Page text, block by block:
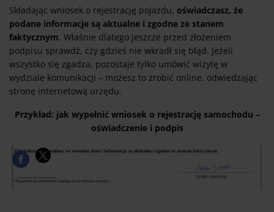
Składając wniosek o rejestrację pojazdu, oświadczasz, że
podane informacje są aktualne i zgodne ze stanem
faktycznym. Właśnie dlatego jeszcze przed złożeniem
podpisu sprawdź, czy gdzieś nie wkradł się błąd. Jeżeli
wszystko się zgadza, pozostaje tylko umówić wizytę w
wydziale komunikacji – możesz to zrobić online, odwiedzając
stronę internetową urzędu.
Przykład: jak wypełnić wniosek o rejestrację samochodu –
oświadczenie i podpis